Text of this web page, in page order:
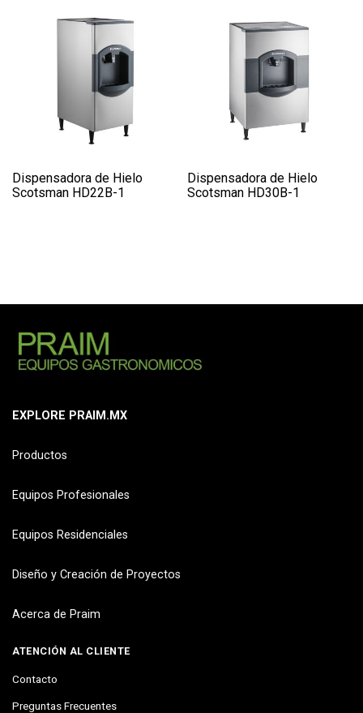
Dispensadora de Hielo
Scotsman HD22B-1
Dispensadora de Hielo
Scotsman HD30B-1
EXPLORE PRAIM.MX
Productos
Equipos Profesionales
Equipos Residenciales
Diseño y Creación de Proyectos
Acerca de Praim
ATENCIÓN AL CLIENTE
Contacto
Preguntas Frecuentes